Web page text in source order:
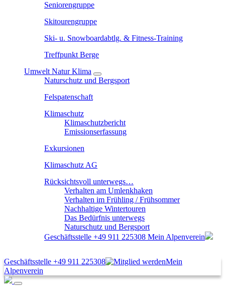
Seniorengruppe
Skitourengruppe
Ski- u. Snowboardabtlg. & Fitness-Training
Treffpunkt Berge
Umwelt Natur Klima
Naturschutz und Bergsport
Felspatenschaft
Klimaschutz
Klimaschutzbericht
Emissionserfassung
Exkursionen
Klimaschutz AG
Rücksichtsvoll unterwegs…
Verhalten am Umlenkhaken
Verhalten im Frühling / Frühsommer
Nachhaltige Wintertouren
Das Bedürfnis unterwegs
Naturschutz und Bergsport
Geschäftsstelle +49 911 225308 Mein Alpenverein
Geschäftsstelle +49 911 225308
Mein
Alpenverein